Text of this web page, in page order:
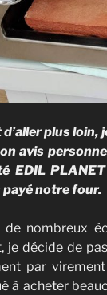
plus loin,
avis
EDIL
payé notre four.
de nombreux
je décide de
par
à acheter